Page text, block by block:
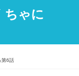
ちゃに
第6話